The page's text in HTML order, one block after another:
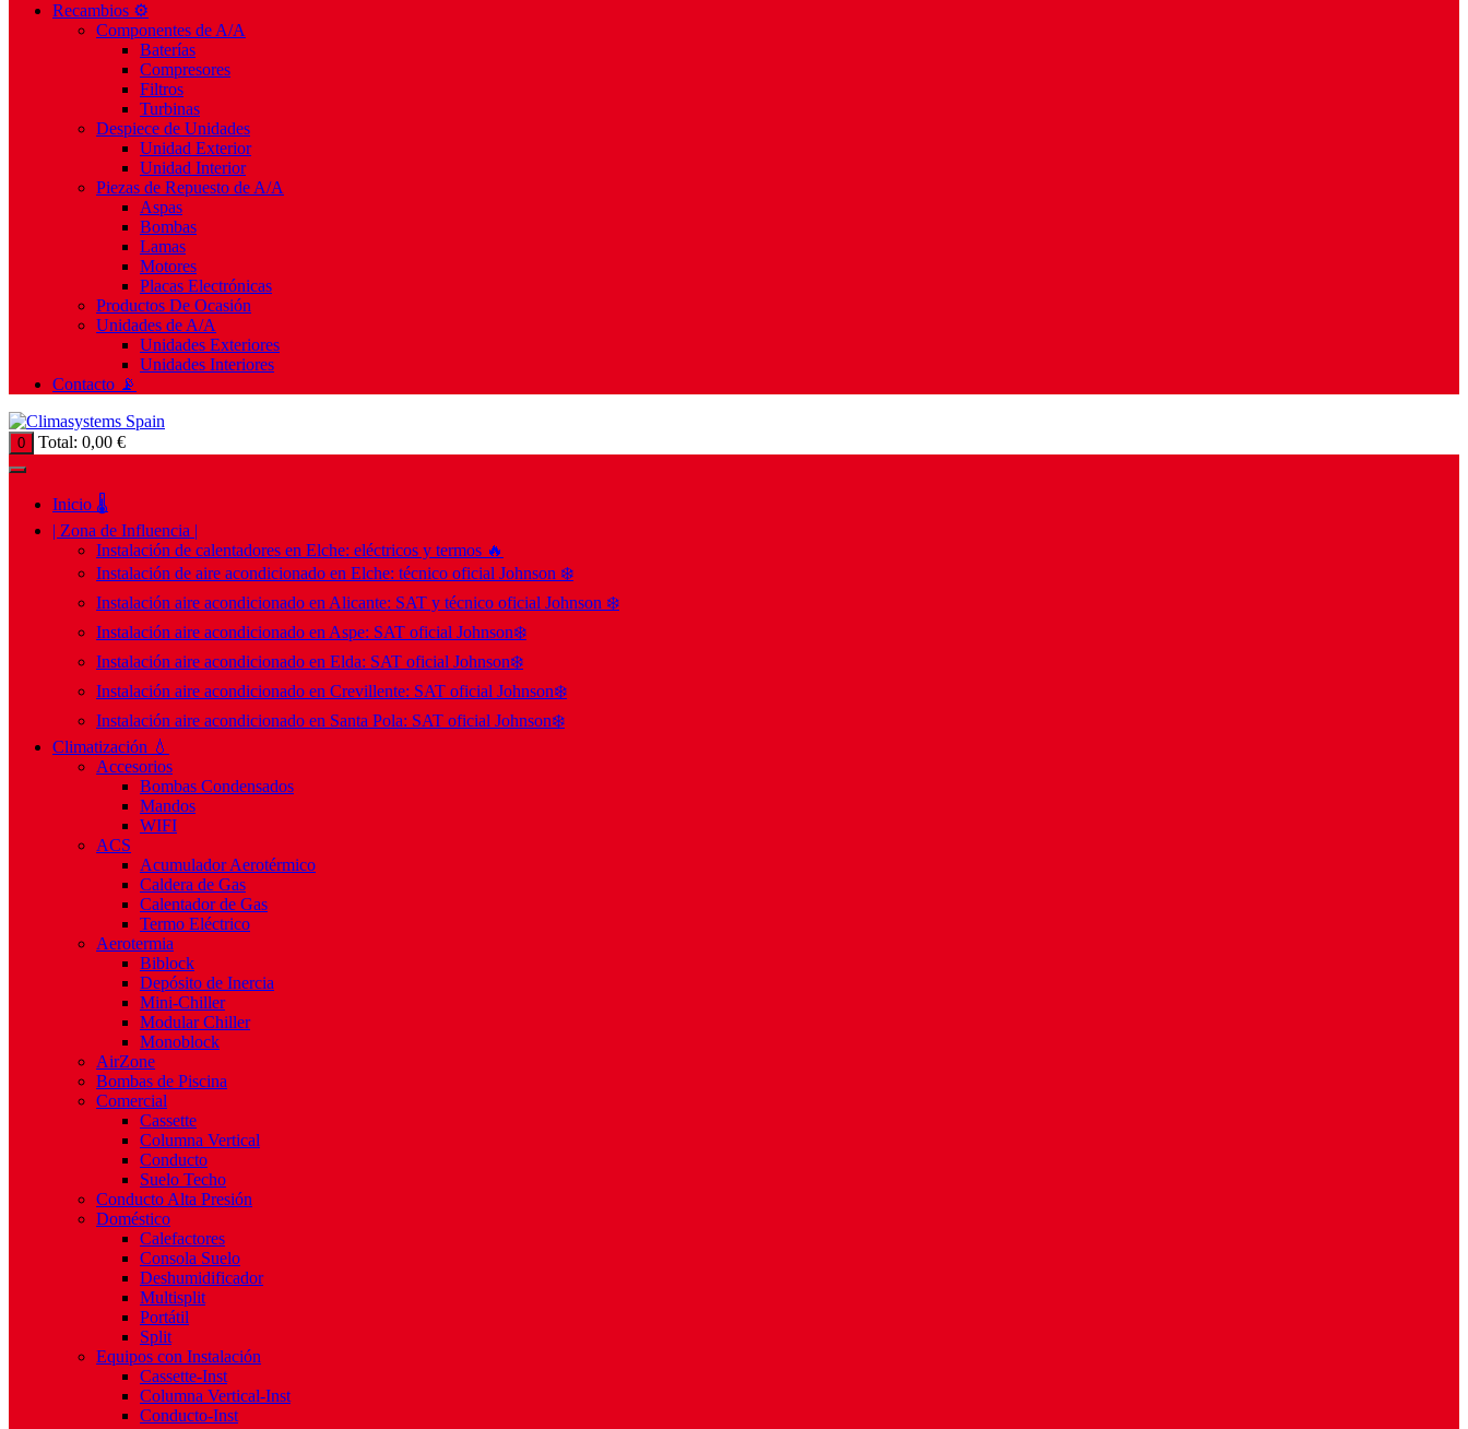
Recambios ⚙️
Componentes de A/A
Baterías
Compresores
Filtros
Turbinas
Despiece de Unidades
Unidad Exterior
Unidad Interior
Piezas de Repuesto de A/A
Aspas
Bombas
Lamas
Motores
Placas Electrónicas
Productos De Ocasión
Unidades de A/A
Unidades Exteriores
Unidades Interiores
Contacto 📡
0 Total: 0,00 €
Inicio 🌡️
| Zona de Influencia |
Instalación de calentadores en Elche: eléctricos y termos 🔥
Instalación de aire acondicionado en Elche: técnico oficial Johnson ❄️
Instalación aire acondicionado en Alicante: SAT y técnico oficial Johnson ❄️
Instalación aire acondicionado en Aspe: SAT oficial Johnson❄️
Instalación aire acondicionado en Elda: SAT oficial Johnson❄️
Instalación aire acondicionado en Crevillente: SAT oficial Johnson❄️
Instalación aire acondicionado en Santa Pola: SAT oficial Johnson❄️
Climatización 💧
Accesorios
Bombas Condensados
Mandos
WIFI
ACS
Acumulador Aerotérmico
Caldera de Gas
Calentador de Gas
Termo Eléctrico
Aerotermia
Biblock
Depósito de Inercia
Mini-Chiller
Modular Chiller
Monoblock
AirZone
Bombas de Piscina
Comercial
Cassette
Columna Vertical
Conducto
Suelo Techo
Conducto Alta Presión
Doméstico
Calefactores
Consola Suelo
Deshumidificador
Multisplit
Portátil
Split
Equipos con Instalación
Cassette-Inst
Columna Vertical-Inst
Conducto-Inst